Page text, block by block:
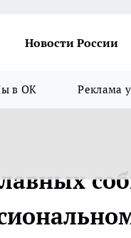
Новости России
в ОК Реклама